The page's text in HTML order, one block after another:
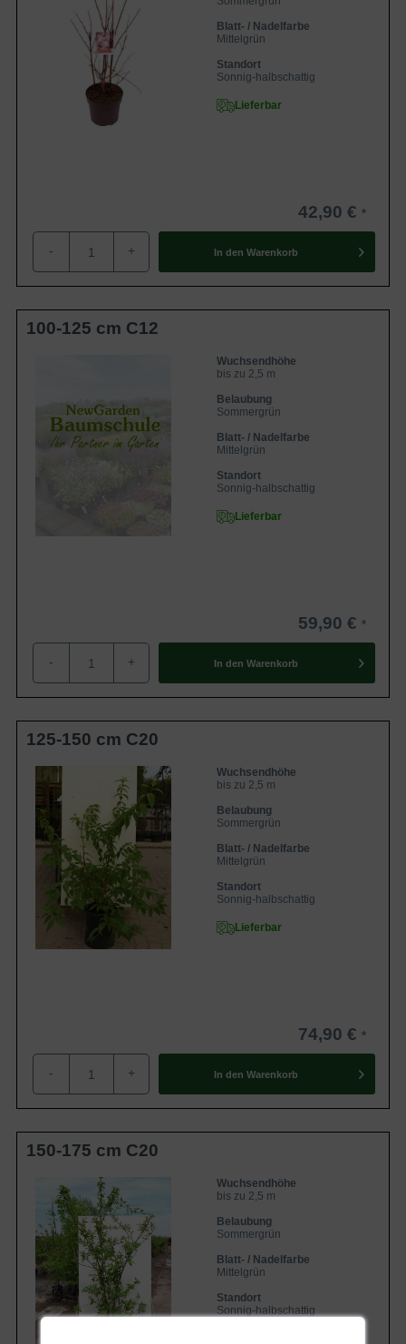
Blatt- / Nadelfarbe
Mittelgrün
Standort
Sonnig-halbschattig
Lieferbar
42,90 €
- + In den Warenkorb
100-125 cm C12
Wuchsendhöhe
bis zu 2,5 m
Belaubung
Sommergrün
Blatt- / Nadelfarbe
Mittelgrün
Standort
Sonnig-halbschattig
Lieferbar
59,90 €
- + In den Warenkorb
125-150 cm C20
Wuchsendhöhe
bis zu 2,5 m
Belaubung
Sommergrün
Blatt- / Nadelfarbe
Mittelgrün
Standort
Sonnig-halbschattig
Lieferbar
74,90 €
- + In den Warenkorb
150-175 cm C20
Wuchsendhöhe
bis zu 2,5 m
Belaubung
Sommergrün
Blatt- / Nadelfarbe
Mittelgrün
Standort
Sonnig-halbschattig